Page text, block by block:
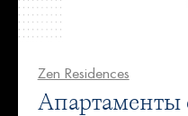
Zen Residences
Апартаменты